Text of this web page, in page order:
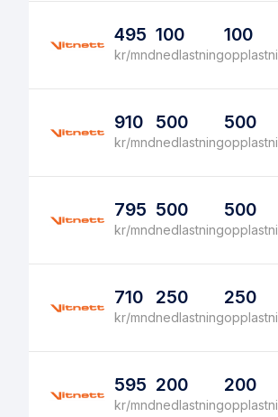
495
kr/mnd
100
nedlastning
100
910
kr/mnd
500
nedlastning
500
795
kr/mnd
500
nedlastning
500
710
kr/mnd
250
nedlastning
250
595
kr/mnd
200
nedlastning
200